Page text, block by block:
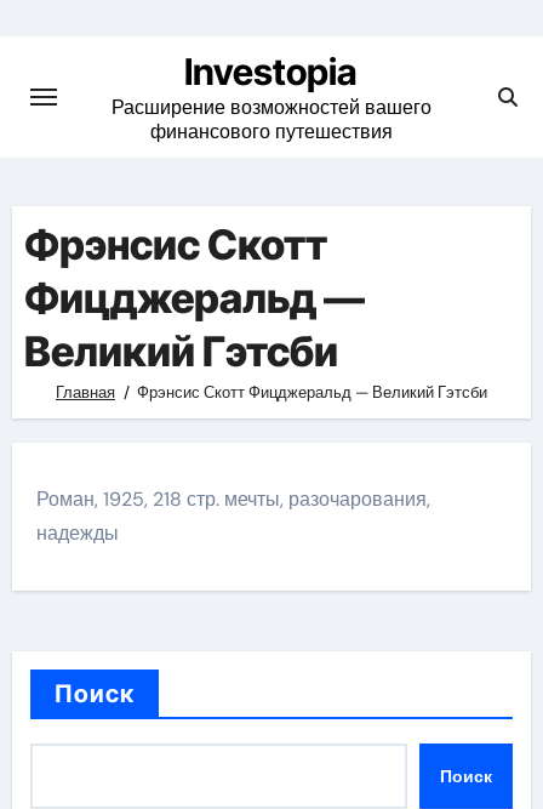
content
Investopia
Расширение возможностей вашего
финансового путешествия
Фрэнсис Скотт
Фицджеральд —
Великий Гэтсби
Главная Фрэнсис Скотт Фицджеральд — Великий Гэтсби
Роман, 1925, 218 стр. мечты, разочарования,
надежды
Поиск
Поиск